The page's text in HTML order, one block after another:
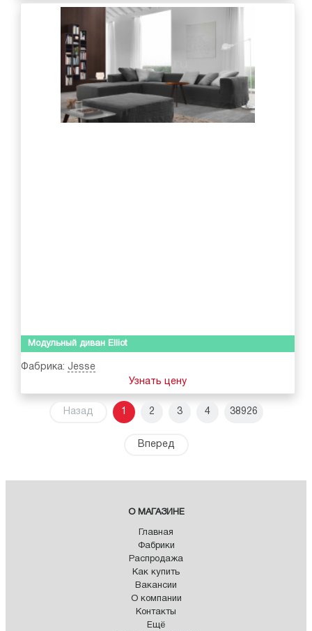
Модульный диван Elliot
Фабрика: Jesse
Узнать цену
Назад 1 2 3 4 38926
Вперед
О МАГАЗИНЕ
Главная
Фабрики
Распродажа
Как купить
Вакансии
О компании
Контакты
Ещё